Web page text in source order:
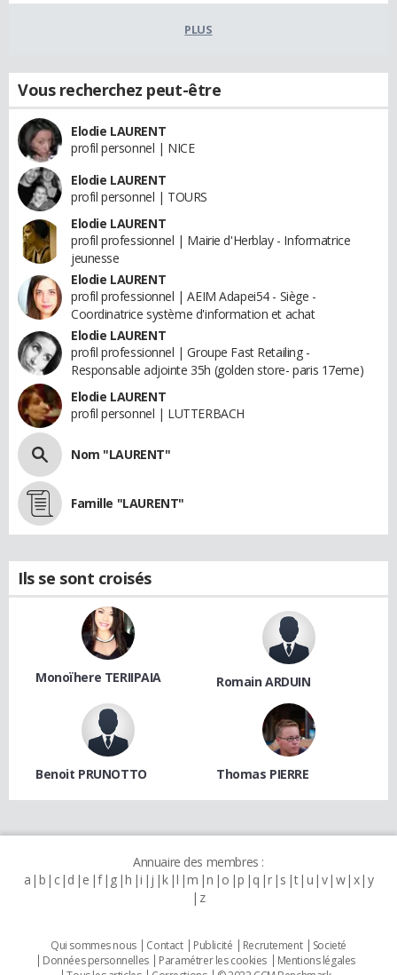
PLUS
Vous recherchez peut-être
Elodie LAURENT
profil personnel | NICE
Elodie LAURENT
profil personnel | TOURS
Elodie LAURENT
profil professionnel | Mairie d'Herblay - Informatrice
jeunesse
Elodie LAURENT
profil professionnel | AEIM Adapei54 - Siège -
Coordinatrice système d'information et achat
Elodie LAURENT
profil professionnel | Groupe Fast Retailing -
Responsable adjointe 35h (golden store- paris 17eme)
Elodie LAURENT
profil personnel | LUTTERBACH
Nom "LAURENT"
Famille "LAURENT"
Ils se sont croisés
Monoïhere TERIIPAIA Romain ARDUIN
Benoit PRUNOTTO Thomas PIERRE
Annuaire des membres :
a b c d e f g h i j k l m n o p q r s t u v w x y
z
Qui sommes nous Contact Publicité Recrutement
Societé
Données personnelles
Paramétrer les cookies
Mentions légales